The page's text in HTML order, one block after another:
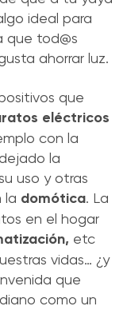
ideal para
que tod@s
ahorrar luz.
que
eléctricos
con la
la
uso y otras
la domótica. La
en el hogar
etc
vidas… ¿y
que
como un